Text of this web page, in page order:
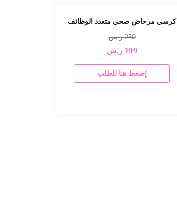
كرسي مرحاض صحي متعدد الوظائف
250ر.س
199 ر.س
إضغط هنا للطلب